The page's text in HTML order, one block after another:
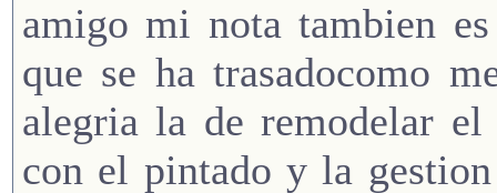
amigo mi nota tambien
que se ha trasadocomo
alegria la de remodelar
con el pintado y la